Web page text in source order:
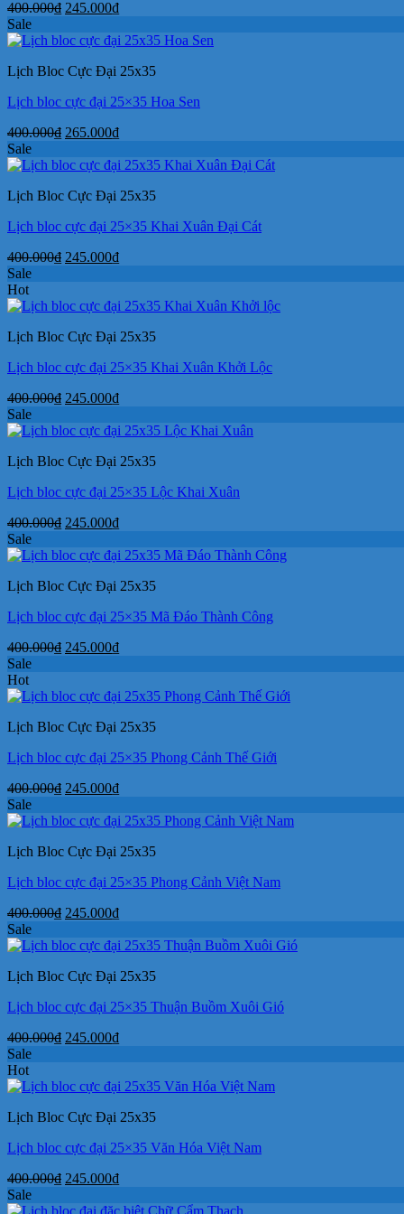
400.000₫ Giá
là:
245.000₫Giá
tại
245.000₫.
Sale
Lịch Bloc Cực Đại 25x35
Lịch bloc cực đại 25×35 Hoa Sen
400.000₫ Giá
là:
265.000₫Giá
tại
265.000₫.
Sale
Lịch Bloc Cực Đại 25x35
Lịch bloc cực đại 25×35 Khai Xuân Đại Cát
400.000₫ Giá
400.000₫.
245.000₫Giá
là:
Sale
Hot
Lịch Bloc Cực Đại 25x35
Lịch bloc cực đại 25×35 Khai Xuân Khởi Lộc
400.000₫ Giá
là:
245.000₫Giá
tại
245.000₫.
Sale
Lịch Bloc Cực Đại 25x35
Lịch bloc cực đại 25×35 Lộc Khai Xuân
400.000₫ Giá
là:
245.000₫Giá
tại
245.000₫.
Sale
Lịch Bloc Cực Đại 25x35
Lịch bloc cực đại 25×35 Mã Đáo Thành Công
400.000₫ Giá
400.000₫.
245.000₫Giá
là:
Sale
Hot
Lịch Bloc Cực Đại 25x35
Lịch bloc cực đại 25×35 Phong Cảnh Thế Giới
400.000₫ Giá
là:
245.000₫Giá
tại
245.000₫.
Sale
Lịch Bloc Cực Đại 25x35
Lịch bloc cực đại 25×35 Phong Cảnh Việt Nam
400.000₫ Giá
là:
245.000₫Giá
tại
245.000₫.
Sale
Lịch Bloc Cực Đại 25x35
Lịch bloc cực đại 25×35 Thuận Buồm Xuôi Gió
400.000₫ Giá
400.000₫.
245.000₫Giá
là:
Sale
Hot
Lịch Bloc Cực Đại 25x35
Lịch bloc cực đại 25×35 Văn Hóa Việt Nam
400.000₫ Giá
là:
245.000₫Giá
tại
Sale